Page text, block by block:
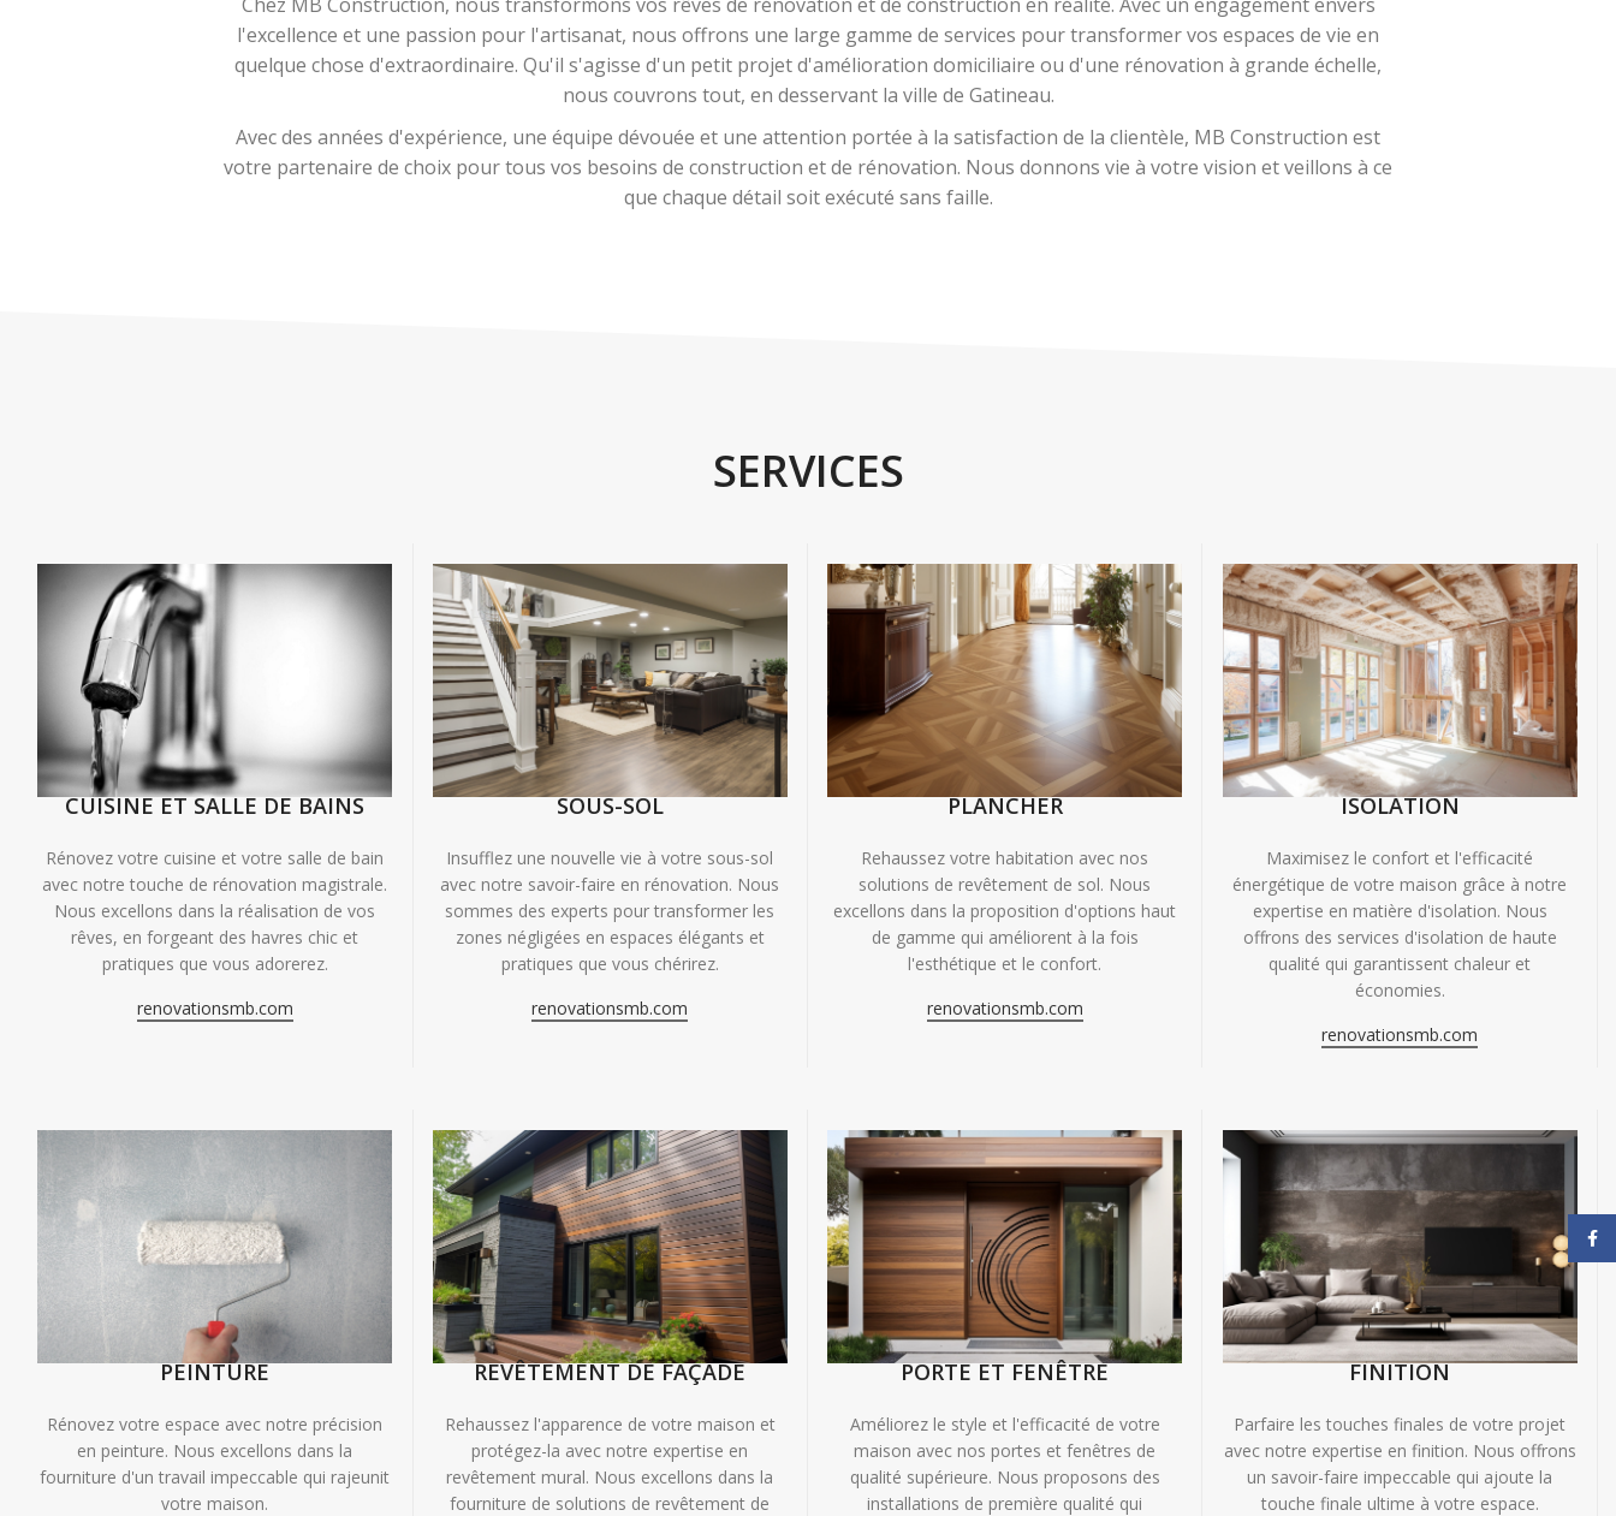
l'excellence et une passion pour l'artisanat, nous offrons une large gamme de services pour transformer vos espaces de vie en
quelque chose d'extraordinaire. Qu'il s'agisse d'un petit projet d'amélioration domiciliaire ou d'une rénovation à grande échelle,
nous couvrons tout, en desservant la ville de Gatineau.
Avec des années d'expérience, une équipe dévouée et une attention portée à la satisfaction de la clientèle, MB Construction est
votre partenaire de choix pour tous vos besoins de construction et de rénovation. Nous donnons vie à votre vision et veillons à ce
que chaque détail soit exécuté sans faille.
SERVICES
CUISINE ET SALLE DE BAINS
Rénovez votre cuisine et votre salle de bain
avec notre touche de rénovation magistrale.
Nous excellons dans la réalisation de vos
rêves, en forgeant des havres chic et
pratiques que vous adorerez.
renovationsmb.com
SOUS-SOL
Insufflez une nouvelle vie à votre sous-sol
avec notre savoir-faire en rénovation. Nous
sommes des experts pour transformer les
zones négligées en espaces élégants et
pratiques que vous chérirez.
renovationsmb.com
PLANCHER
Rehaussez votre habitation avec nos
solutions de revêtement de sol. Nous
excellons dans la proposition d'options haut
de gamme qui améliorent à la fois
l'esthétique et le confort.
renovationsmb.com
ISOLATION
Maximisez le confort et l'efficacité
énergétique de votre maison grâce à notre
expertise en matière d'isolation. Nous
offrons des services d'isolation de haute
qualité qui garantissent chaleur et
économies.
renovationsmb.com
PEINTURE
Rénovez votre espace avec notre précision
en peinture. Nous excellons dans la
fourniture d'un travail impeccable qui rajeunit
votre maison.
REVÊTEMENT DE FAÇADE
Rehaussez l'apparence de votre maison et
protégez-la avec notre expertise en
revêtement mural. Nous excellons dans la
fourniture de solutions de revêtement de
PORTE ET FENÊTRE
Améliorez le style et l'efficacité de votre
maison avec nos portes et fenêtres de
qualité supérieure. Nous proposons des
installations de première qualité qui
FINITION
Parfaire les touches finales de votre projet
avec notre expertise en finition. Nous offrons
un savoir-faire impeccable qui ajoute la
touche finale ultime à votre espace.